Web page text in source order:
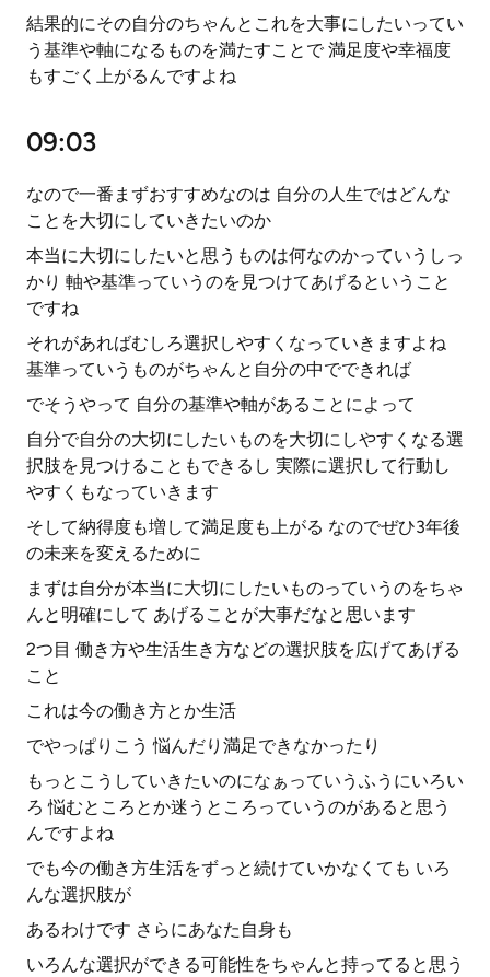
結果的にその自分のちゃんとこれを大事にしたいってい
う基準や軸になるものを満たすことで 満足度や幸福度
もすごく上がるんですよね
09:03
なので一番まずおすすめなのは 自分の人生ではどんな
ことを大切にしていきたいのか
本当に大切にしたいと思うものは何なのかっていうしっ
かり 軸や基準っていうのを見つけてあげるということ
ですね
それがあればむしろ選択しやすくなっていきますよね
基準っていうものがちゃんと自分の中でできれば
でそうやって 自分の基準や軸があることによって
自分で自分の大切にしたいものを大切にしやすくなる選
択肢を見つけることもできるし 実際に選択して行動し
やすくもなっていきます
そして納得度も増して満足度も上がる なのでぜひ3年後
の未来を変えるために
まずは自分が本当に大切にしたいものっていうのをちゃ
んと明確にして あげることが大事だなと思います
2つ目 働き方や生活生き方などの選択肢を広げてあげる
こと
これは今の働き方とか生活
でやっぱりこう 悩んだり満足できなかったり
もっとこうしていきたいのになぁっていうふうにいろい
ろ 悩むところとか迷うところっていうのがあると思う
んですよね
でも今の働き方生活をずっと続けていかなくても いろ
んな選択肢が
あるわけです さらにあなた自身も
いろんな選択ができる可能性をちゃんと持ってると思う